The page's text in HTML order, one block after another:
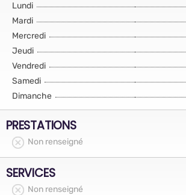
Lundi
Mardi
Mercredi
Jeudi
Vendredi
Samedi
Dimanche
PRESTATIONS
Non renseigné
SERVICES
Non renseigné